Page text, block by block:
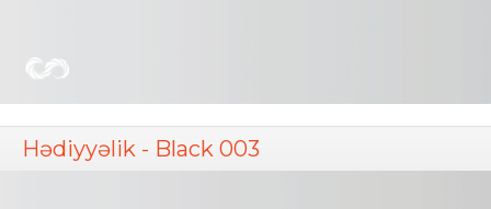
Hədiyyəlik - Black 003